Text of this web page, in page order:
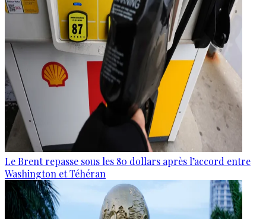
Le Brent repasse sous les 80 dollars après l’accord entre
Washington et Téhéran